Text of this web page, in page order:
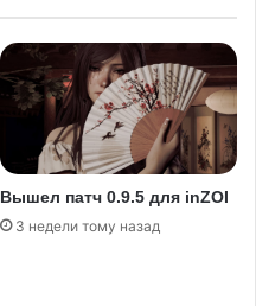
Вышел патч 0.9.5 для inZOI
3 недели тому назад